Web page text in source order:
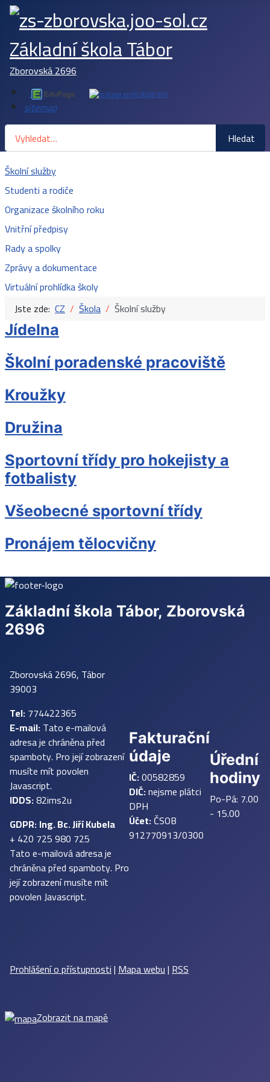
Základní škola Tábor
Zborovská 2696
Instagram
sitemap
Hledat
Hledat
Školní služby
Studenti a rodiče
Organizace školního roku
Vnitřní předpisy
Rady a spolky
Zprávy a dokumentace
Virtuální prohlídka školy
Jste zde: CZ Škola
Školní služby
Jídelna
Školní poradenské pracoviště
Kroužky
Družina
Sportovní třídy pro hokejisty a
fotbalisty
Všeobecné sportovní třídy
Pronájem tělocvičny
Základní škola Tábor, Zborovská
2696
Zborovská 2696, Tábor
39003
Tel:774422365
E-mail:Tato e-mailová
adresa je chráněna před
spamboty. Pro její zobrazení
musíte mít povolen
Javascript.
IDDS:82ims2u
GDPR:Ing. Bc. Jiří Kubela
+ 420 725 980 725
Tato e-mailová adresa je
chráněna před spamboty. Pro
její zobrazení musíte mít
povolen Javascript.
Fakturační
údaje
IČ:00582859
DIČ:nejsme plátci
DPH
Účet:ČSOB
912770913/0300
Úřední
hodiny
Po-Pá: 7.00
- 15.00
Prohlášení o přístupnosti|Mapa webu|RSS
Zobrazit na mapě